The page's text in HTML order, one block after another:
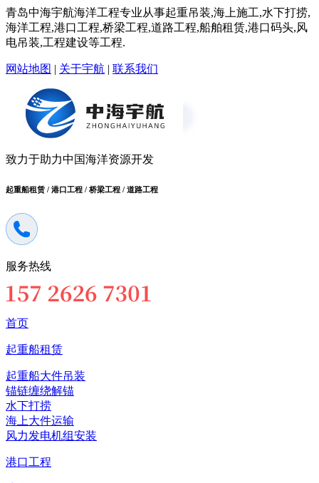
青岛中海宇航海洋工程专业从事起重吊装,海上施工,水下打捞,
海洋工程,港口工程,桥梁工程,道路工程,船舶租赁,港口码头,风
电吊装,工程建设等工程.
网站地图 | 关于宇航 | 联系我们
致力于助力中国海洋资源开发
起重船租赁 / 港口工程 / 桥梁工程 / 道路工程
服务热线
首页
起重船租赁
起重船大件吊装
锚链缠绕解锚
水下打捞
海上大件运输
风力发电机组安装
港口工程